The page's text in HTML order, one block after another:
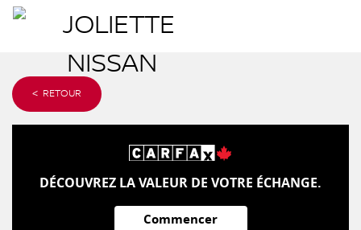
< RETOUR
DÉCOUVREZ LA VALEUR DE VOTRE ÉCHANGE.
Commencer